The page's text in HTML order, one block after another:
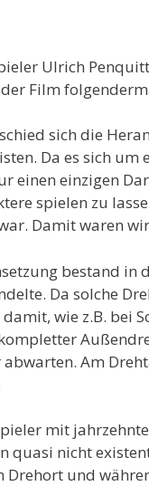
Ulrich
Film
sich die
Da es sich
einen einzigen
spielen zu
Damit waren
bestand in
Da solche
wie z.B. bei
Am
mit
quasi nicht
und